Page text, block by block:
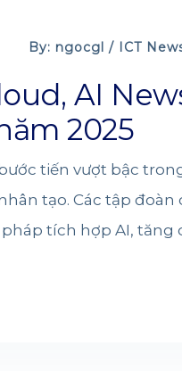
By: ngocgl / ICT
AI
2025
tiến vượt bậc
tạo. Các tập
tích hợp AI, tăng